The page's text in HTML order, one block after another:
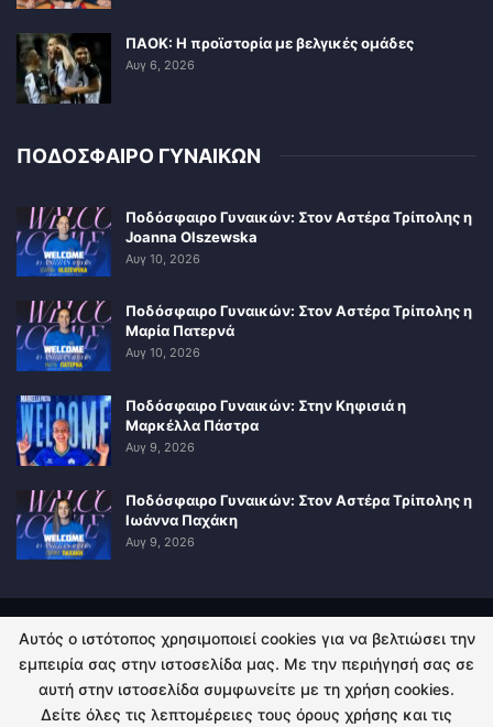
ΠΑΟΚ: Η προϊστορία με βελγικές ομάδες
Αυγ 6, 2026
ΠΟΔΟΣΦΑΙΡΟ ΓΥΝΑΙΚΩΝ
Ποδόσφαιρο Γυναικών: Στον Αστέρα Τρίπολης η
Joanna Olszewska
Αυγ 10, 2026
Ποδόσφαιρο Γυναικών: Στον Αστέρα Τρίπολης η
Μαρία Πατερνά
Αυγ 10, 2026
Ποδόσφαιρο Γυναικών: Στην Κηφισιά η
Μαρκέλλα Πάστρα
Αυγ 9, 2026
Ποδόσφαιρο Γυναικών: Στον Αστέρα Τρίπολης η
Ιωάννα Παχάκη
Αυγ 9, 2026
ΠΟΛΙΤΙΚΗ ΑΠΟΡΡΗΤΟΥ ΕΠΙΚΟΙΝΩΝΙΑ
© 2026 - Kingsport.gr. All Rights Reserved.
Αυτός ο ιστότοπος χρησιμοποιεί cookies για να βελτιώσει την
εμπειρία σας στην ιστοσελίδα μας. Με την περιήγησή σας σε
αυτή στην ιστοσελίδα συμφωνείτε με τη χρήση cookies.
Δείτε όλες τις λεπτομέρειες τους όρους χρήσης και τις